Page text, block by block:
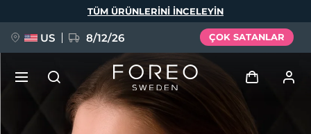
TÜM ÜRÜNLERINI INCELEYIN
US 8/12/26 ÇOK SATANLAR